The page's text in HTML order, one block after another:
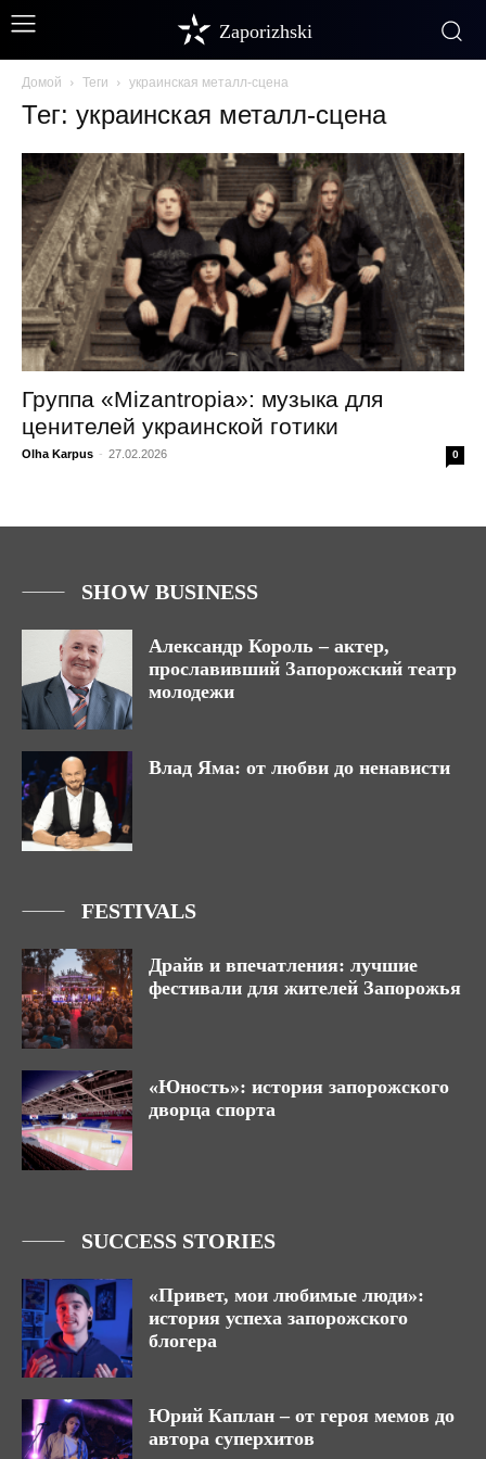
Zaporizhski
Домой Теги украинская металл-сцена
Тег: украинская металл-сцена
Группа «Mizantropia»: музыка для
ценителей украинской готики
Olha Karpus - 27.02.2026 0
SHOW BUSINESS
Александр Король – актер,
прославивший Запорожский театр
молодежи
Влад Яма: от любви до ненависти
FESTIVALS
Драйв и впечатления: лучшие
фестивали для жителей Запорожья
«Юность»: история запорожского
дворца спорта
SUCCESS STORIES
«Привет, мои любимые люди»:
история успеха запорожского
блогера
Юрий Каплан – от героя мемов до
автора суперхитов